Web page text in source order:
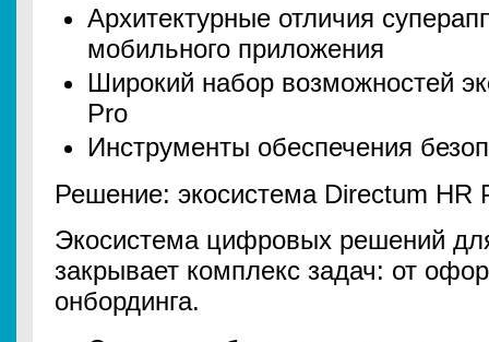
Архитектурные отличия
мобильного приложения
Широкий набор возможностей
Pro
Инструменты обеспечения
Решение: экосистема Directum HR
Экосистема цифровых решений
закрывает комплекс задач: от
онбординга.